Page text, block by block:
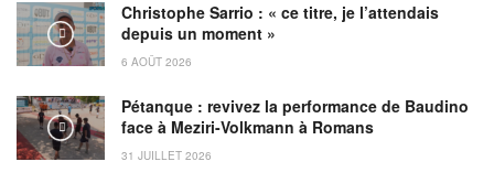
Christophe Sarrio : « ce titre, je l’attendais
depuis un moment »
6 AOÛT 2026
Pétanque : revivez la performance de Baudino
face à Meziri-Volkmann à Romans
31 JUILLET 2026